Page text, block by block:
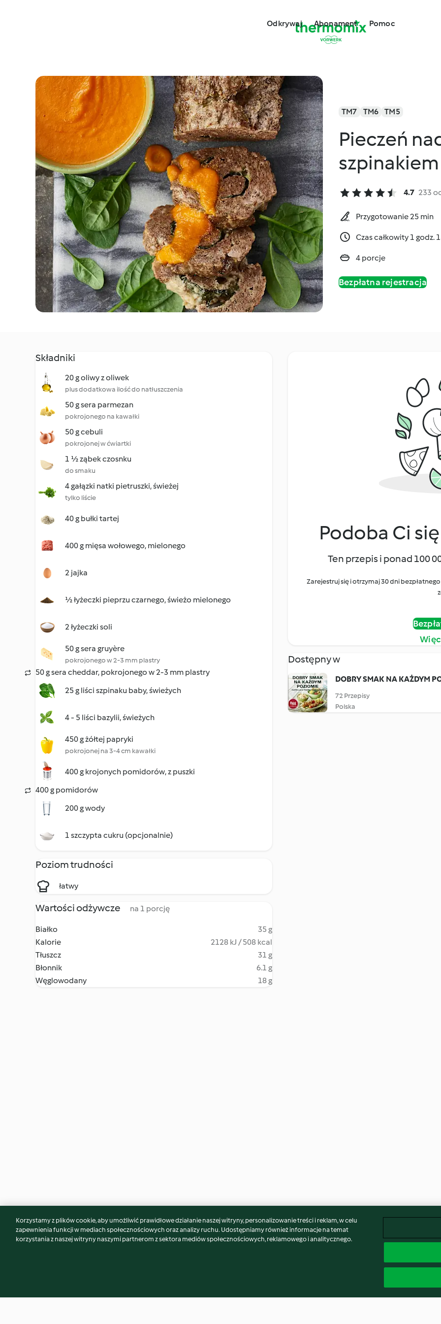
Odkrywaj Abonament Pomoc
TM7 TM6 TM5
Pieczeń
szpinakiem
4.7 233
Przygotowanie 25 min
Czas całkowity 1 godz.
4 porcje
Bezpłatna rejestracja
Składniki
20 g oliwy z oliwek
plus dodatkowa ilość do natłuszczenia
50 g sera parmezan
pokrojonego na kawałki
50 g cebuli
pokrojonej w ćwiartki
1 ½ ząbek czosnku
do smaku
4 gałązki natki pietruszki, świeżej
tylko liście
40 g bułki tartej
400 g mięsa wołowego, mielonego
2 jajka
½ łyżeczki pieprzu czarnego, świeżo mielonego
2 łyżeczki soli
50 g sera gruyère
pokrojonego w 2-3 mm plastry
50 g sera cheddar, pokrojonego w 2-3 mm plastry
25 g liści szpinaku baby, świeżych
4 - 5 liści bazylii, świeżych
450 g żółtej papryki
pokrojonej na 3-4 cm kawałki
400 g krojonych pomidorów, z puszki
400 g pomidorów
200 g wody
1 szczypta cukru (opcjonalnie)
Poziom trudności
łatwy
Wartości odżywcze na 1 porcję
Białko
35 g
Kalorie
2128 kJ / 508 kcal
Tłuszcz
31 g
Błonnik
6.1 g
Węglowodany
18 g
Podoba Ci
Ten przepis i ponad 100
Zarejestruj się i otrzymaj 30 dni
Dostępny w
DOBRY SMAK NA KAŻDYM
72 Przepisy
Polska
Może spodoba Ci się również...
Korzystamy z plików cookie, aby umożliwić prawidłowe działanie naszej witryny, personalizowanie treści i reklam, w celu
zapewnienia funkcji w mediach społecznościowych oraz analizy ruchu. Udostępniamy również informacje na temat
korzystania z naszej witryny naszymi partnerom z sektora mediów społecznościowych, reklamowego i analitycznego.